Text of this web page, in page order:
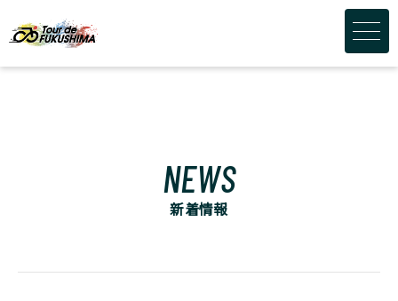
NEWS
新着情報